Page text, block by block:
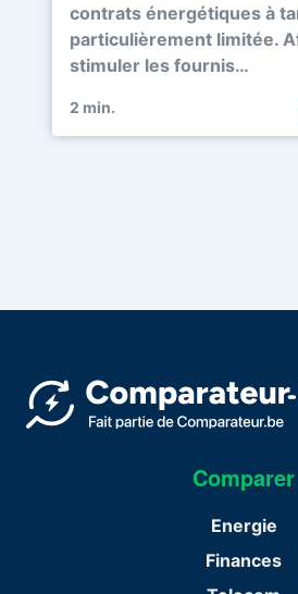
contrats énergétiques à
particulièrement limitée.
stimuler les fournis…
2 min.
Comparer
Energie
Finances